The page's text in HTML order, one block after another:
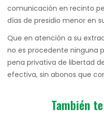
comunicación en recinto
días de presidio menor en
Que en atención a su
no es procedente ninguna
pena privativa de libertad
efectiva, sin abonos que
También